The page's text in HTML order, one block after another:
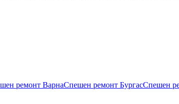
ремонт ВарнаСпешен ремонт БургасСпешен